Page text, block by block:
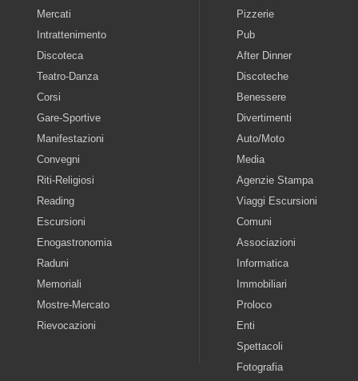
Mercati
Intrattenimento
Discoteca
Teatro-Danza
Corsi
Gare-Sportive
Manifestazioni
Convegni
Riti-Religiosi
Reading
Escursioni
Enogastronomia
Raduni
Memoriali
Mostre-Mercato
Rievocazioni
Pizzerie
Pub
After Dinner
Discoteche
Benessere
Divertimenti
Auto/Moto
Media
Agenzie Stampa
Viaggi Escursioni
Comuni
Associazioni
Informatica
Immobiliari
Proloco
Enti
Spettacoli
Fotografia